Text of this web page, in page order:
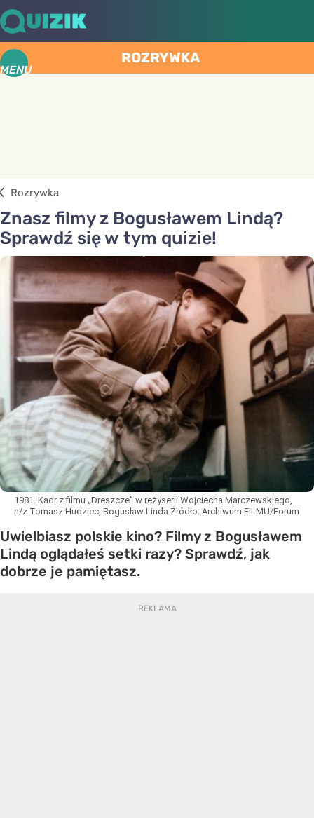
MENU
ROZRYWKA
Rozrywka
Znasz filmy z Bogusławem Lindą?
Sprawdź się w tym quizie!
1981. Kadr z filmu „Dreszcze” w reżyserii Wojciecha Marczewskiego,
n/z Tomasz Hudziec, Bogusław Linda Źródło: Archiwum FILMU/Forum
Uwielbiasz polskie kino? Filmy z Bogusławem
Lindą oglądałeś setki razy? Sprawdź, jak
dobrze je pamiętasz.